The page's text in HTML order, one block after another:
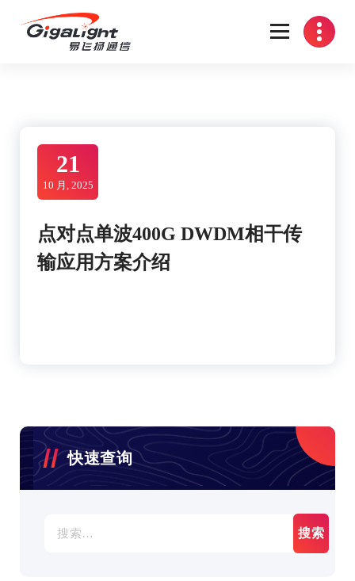
21
10 月, 2025
点对点单波400G DWDM相干传
输应用方案介绍
快速查询
索：